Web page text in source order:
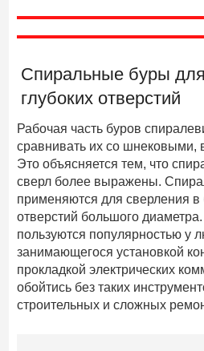
Спиральные буры
глубоких отверстий
Рабочая часть буров
сравнивать их со шнековыми,
Это объясняется тем, что
сверл более выражены.
применяются для сверления в
отверстий большого
пользуются популярностью у
занимающегося установкой
прокладкой электрических
обойтись без таких
строительных и сложных